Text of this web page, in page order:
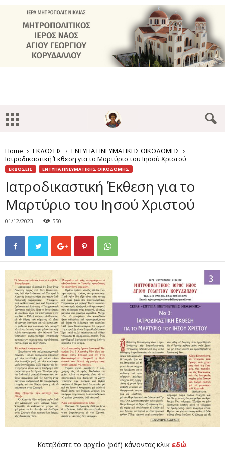
Home ΕΚΔΟΣΕΙΣ
ΕΝΤΥΠΑ ΠΝΕΥΜΑΤΙΚΗΣ ΟΙΚΟΔΟΜΗΣ
Ιατροδικαστική Έκθεση για το Μαρτύριο του Ιησού Χριστού
ΕΚΔΟΣΕΙΣ ΕΝΤΥΠΑ ΠΝΕΥΜΑΤΙΚΗΣ ΟΙΚΟΔΟΜΗΣ
Ιατροδικαστική Έκθεση για το
Μαρτύριο του Ιησού Χριστού
01/12/2023 550
Κατεβάστε το αρχείο (pdf) κάνοντας κλικ εδώ.